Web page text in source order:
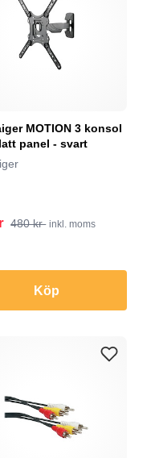
MOTION 3 konsol
panel - svart
480 kr inkl. moms
Köp